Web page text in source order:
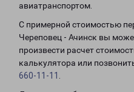
авиатранспортом.
С примерной стоимостью
Череповец - Ачинск вы
произвести расчет
калькулятора или
660-11-11